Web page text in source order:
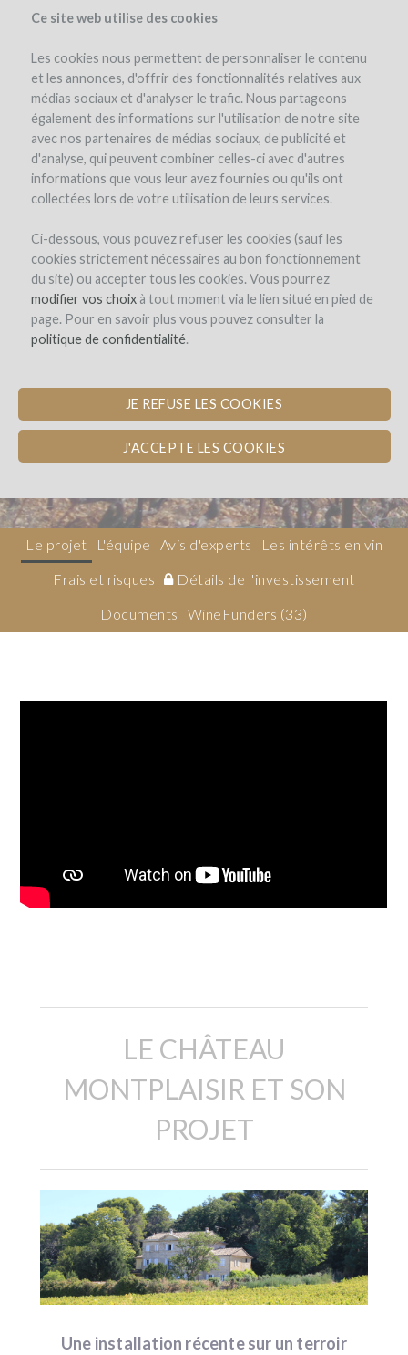
Ce site web utilise des cookies
Les cookies nous permettent de personnaliser le contenu
et les annonces, d'offrir des fonctionnalités relatives aux
médias sociaux et d'analyser le trafic. Nous partageons
également des informations sur l'utilisation de notre site
avec nos partenaires de médias sociaux, de publicité et
d'analyse, qui peuvent combiner celles-ci avec d'autres
informations que vous leur avez fournies ou qu'ils ont
collectées lors de votre utilisation de leurs services.
Ci-dessous, vous pouvez refuser les cookies (sauf les
cookies strictement nécessaires au bon fonctionnement
du site) ou accepter tous les cookies. Vous pourrez
modifier vos choixà tout moment via le lien situé en pied de
page. Pour en savoir plus vous pouvez consulter la
politique de confidentialité.
JE REFUSE LES COOKIES
J'ACCEPTE LES COOKIES
Château Montplaisir
CONSTRUCTION D'UNE SALLE DE
DÉGUSTATION ET DE RÉCEPTION
par Château Montplaisir (Valréas)
Côtes du Rhône PRÊT AVEC INTÉRÊTS EN VIN
Le projet L'équipe Avis d'experts
Les intérêts en vin
Frais et risques
Détails de l'investissement
Documents
WineFunders (33)
LE CHÂTEAU
MONTPLAISIR ET SON
PROJET
Une installation récente sur un terroir